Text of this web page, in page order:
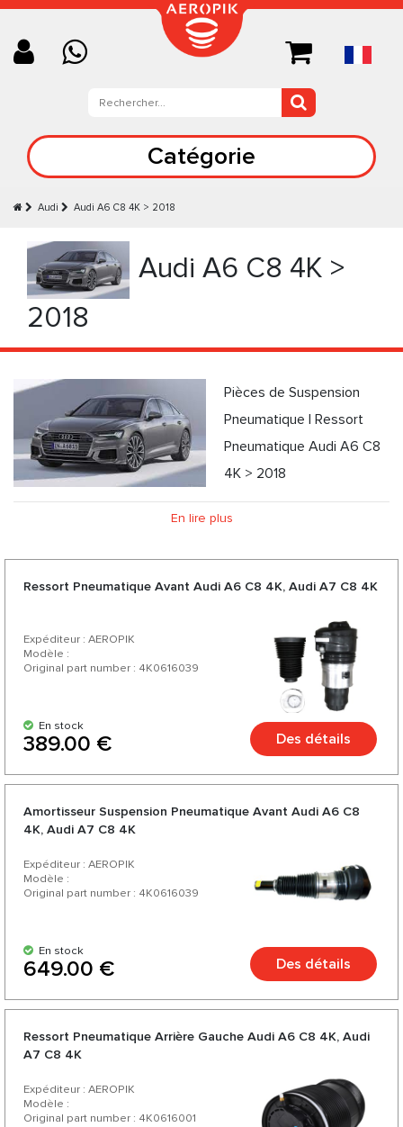
Catégorie
Audi Audi А6 C8 4K > 2018
Audi А6 C8 4K >
2018
Pièces de Suspension
Pneumatique | Ressort
Pneumatique Audi А6 C8
4K > 2018
En lire plus
Ressort Pneumatique Avant Audi А6 C8 4K, Audi А7 C8 4K
Expéditeur : AEROPIK
Modèle :
Original part number : 4K0616039
En stock
389.00 € Des détails
Amortisseur Suspension Pneumatique Avant Audi А6 C8
4K, Audi А7 C8 4K
Expéditeur : AEROPIK
Modèle :
Original part number : 4K0616039
En stock
649.00 € Des détails
Ressort Pneumatique Arrière Gauche Audi А6 C8 4K, Audi
А7 C8 4K
Expéditeur : AEROPIK
Modèle :
Original part number : 4K0616001